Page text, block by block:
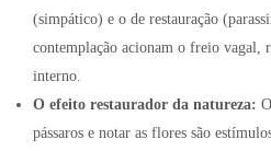
(simpático) e o de restauração
contemplação acionam o freio vagal,
interno.
O efeito restaurador da natureza:
pássaros e notar as flores são